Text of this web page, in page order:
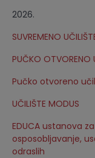
2026.
SUVREMENO
PUČKO OTVORENO
Pučko otvoreno
UČILIŠTE MODUS
EDUCA ustanova
osposobljavanje,
odraslih